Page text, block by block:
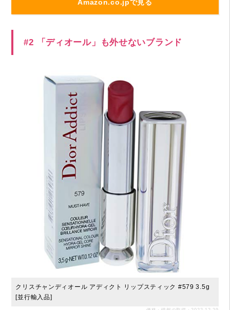
Amazon.co.jpで見る
#2 「ディオール」も外せないブランド
クリスチャンディオール アディクト リップスティック #579 3.5g
[並行輸入品]